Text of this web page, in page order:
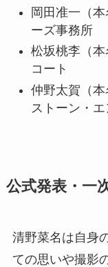
岡田准一（
ーズ事務所
松坂桃李（
コート
仲野太賀（
ストーン・
公式発表・一
清野菜名は自身
ての思いや撮影